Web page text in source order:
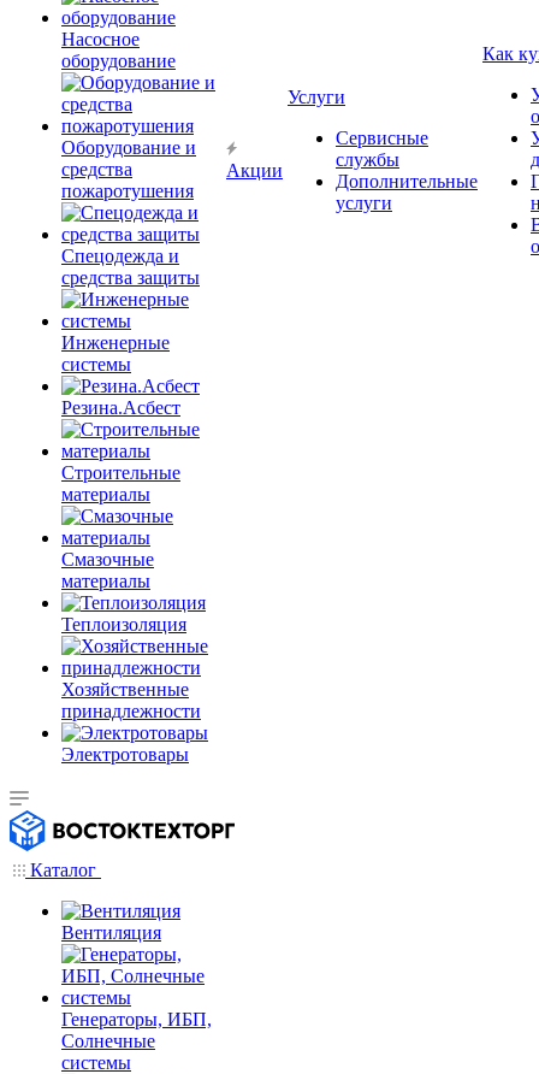
Насосное
оборудование
Оборудование и
средства
пожаротушения
Спецодежда и
средства защиты
Инженерные
системы
Резина.Асбест
Строительные
материалы
Смазочные
материалы
Теплоизоляция
Хозяйственные
принадлежности
Электротовары
Акции
Услуги
Сервисные
службы
Дополнительные
услуги
Как
Каталог
Вентиляция
Генераторы, ИБП,
Солнечные
системы